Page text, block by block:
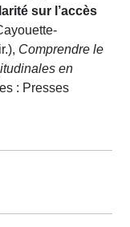
sur l’accès
Comprendre le
en
: Presses